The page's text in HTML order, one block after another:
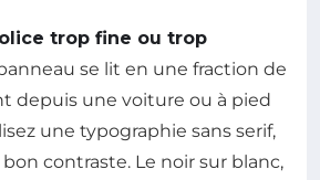
trop fine ou trop
se lit en une fraction de
depuis une voiture ou à pied
une typographie sans serif,
contraste. Le noir sur blanc,